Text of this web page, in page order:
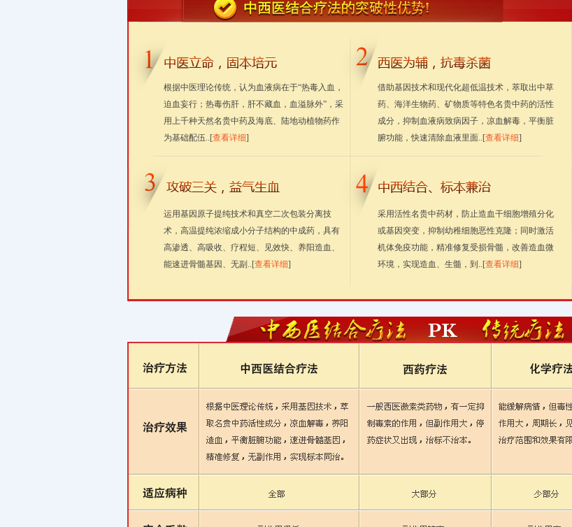
根据中医理论传统，认为血液病在于“热毒入血，
迫血妄行；热毒伤肝，肝不藏血，血溢脉外”，采
用上千种天然名贵中药及海底、陆地动植物药作
为基础配伍..[查看详细]
借助基因技术和现代化超低温技术，萃取出中草
药、海洋生物药、矿物质等特色名贵中药的活性
成分，抑制血液病致病因子，凉血解毒，平衡脏
腑功能，快速清除血液里面..[查看详细]
运用基因原子提纯技术和真空二次包装分离技
术，高温提纯浓缩成小分子结构的中成药，具有
高渗透、高吸收、疗程短、见效快、养阳造血、
能速进骨髓基因、无副..[查看详细]
采用活性名贵中药材，防止造血干细胞增殖分化
或基因突变，抑制幼稚细胞恶性克隆；同时激活
机体免疫功能，精准修复受损骨髓，改善造血微
环境，实现造血、生髓，到..[查看详细]